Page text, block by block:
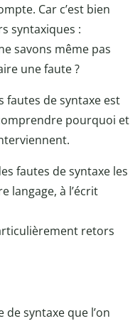
Car c’est bien
syntaxiques :
savons même pas
une faute ?
fautes de syntaxe est
pourquoi et
fautes de syntaxe les
langage, à l’écrit
retors
de syntaxe que l’on